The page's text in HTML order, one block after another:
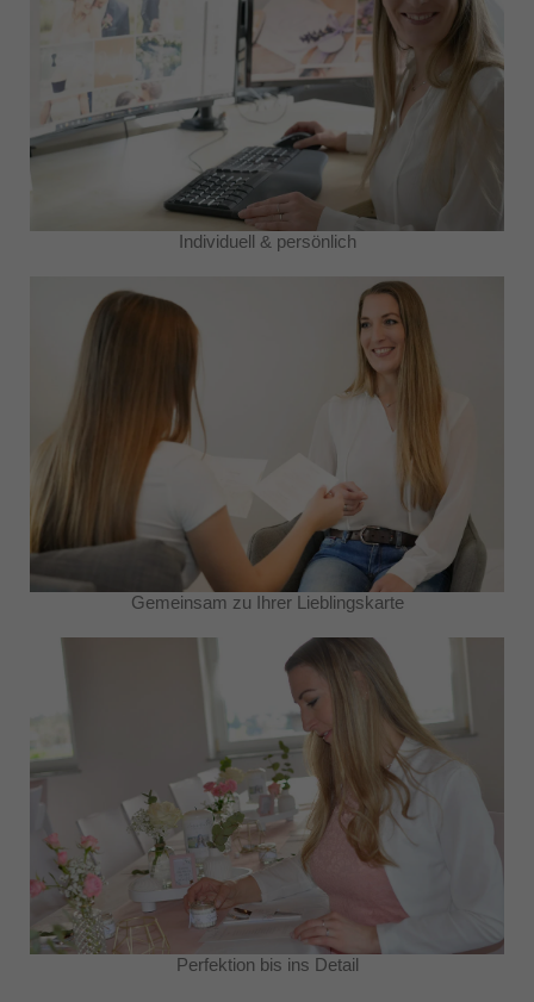
Individuell & persönlich
Gemeinsam zu Ihrer Lieblingskarte
Perfektion bis ins Detail